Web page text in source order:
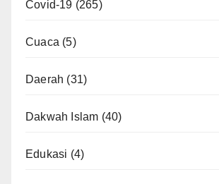
Covid-19 (265)
Cuaca (5)
Daerah (31)
Dakwah Islam (40)
Edukasi (4)